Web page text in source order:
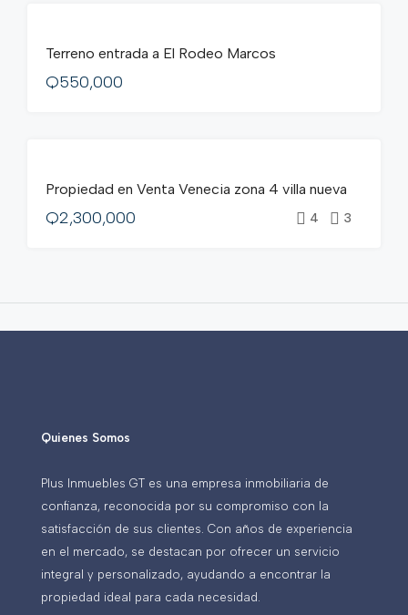
VENTA
Terreno entrada a El Rodeo Marcos
Q550,000
VENTA
Propiedad en Venta Venecia zona 4 villa nueva
Q2,300,000 4 3
Quienes Somos
Plus Inmuebles GT es una empresa inmobiliaria de
confianza, reconocida por su compromiso con la
satisfacción de sus clientes. Con años de experiencia
en el mercado, se destacan por ofrecer un servicio
integral y personalizado, ayudando a encontrar la
propiedad ideal para cada necesidad.